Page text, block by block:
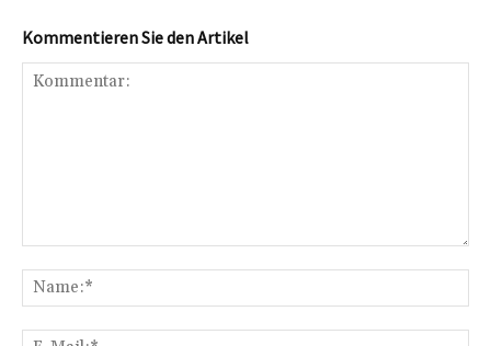
Kommentieren Sie den Artikel